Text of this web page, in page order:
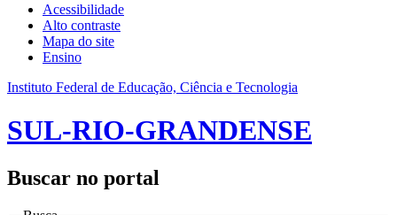
Acessibilidade
Alto contraste
Mapa do site
Ensino
Instituto Federal de Educação, Ciência e Tecnologia
SUL-RIO-GRANDENSE
Buscar no portal